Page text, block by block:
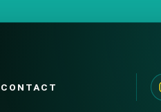
CONTACT